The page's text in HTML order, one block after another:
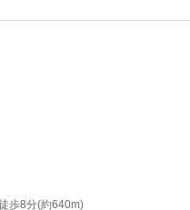
歩8分(約640m)